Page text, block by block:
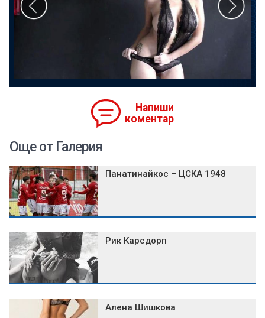
Напиши
коментар
Още от Галерия
Панатинайкос – ЦСКА 1948
Рик Карсдорп
Алена Шишкова